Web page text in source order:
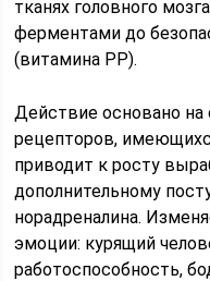
тканях головного
ферментами до
(витамина РР).
Действие основано
рецепторов,
приводит к росту
дополнительному
норадреналина.
эмоции: курящий
работоспособность,